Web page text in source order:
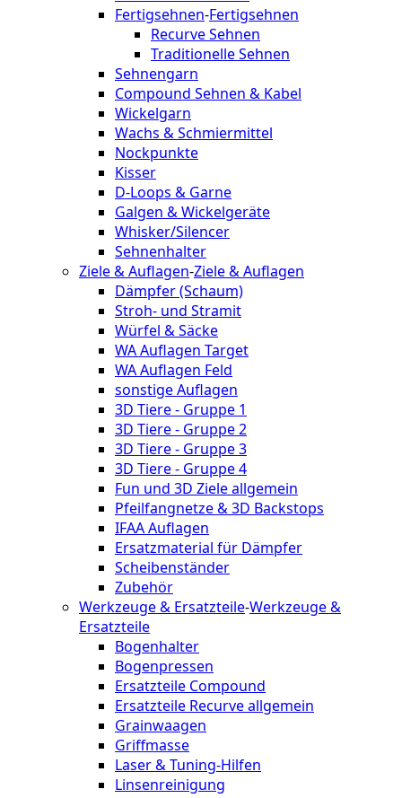
Fertigsehnen-Fertigsehnen
Recurve Sehnen
Traditionelle Sehnen
Sehnengarn
Compound Sehnen & Kabel
Wickelgarn
Wachs & Schmiermittel
Nockpunkte
Kisser
D-Loops & Garne
Galgen & Wickelgeräte
Whisker/Silencer
Sehnenhalter
Ziele & Auflagen-Ziele & Auflagen
Dämpfer (Schaum)
Stroh- und Stramit
Würfel & Säcke
WA Auflagen Target
WA Auflagen Feld
sonstige Auflagen
3D Tiere - Gruppe 1
3D Tiere - Gruppe 2
3D Tiere - Gruppe 3
3D Tiere - Gruppe 4
Fun und 3D Ziele allgemein
Pfeilfangnetze & 3D Backstops
IFAA Auflagen
Ersatzmaterial für Dämpfer
Scheibenständer
Zubehör
Werkzeuge & Ersatzteile-Werkzeuge &
Ersatzteile
Bogenhalter
Bogenpressen
Ersatzteile Compound
Ersatzteile Recurve allgemein
Grainwaagen
Griffmasse
Laser & Tuning-Hilfen
Linsenreinigung